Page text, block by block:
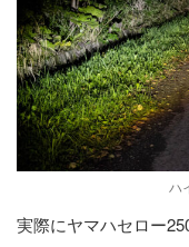
ハ
実際にヤマハセロー